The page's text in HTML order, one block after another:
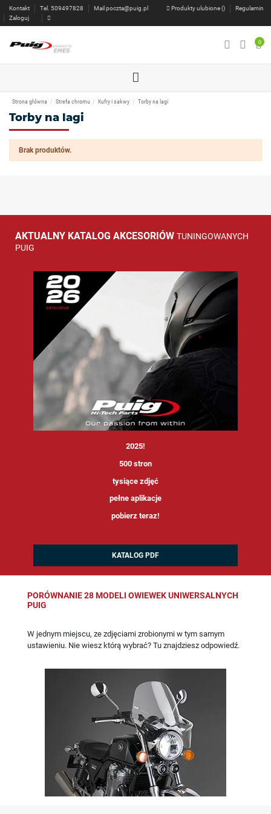
Kontakt Tel. 509497828 Mail poczta@puig.pl Produkty ulubione ()
Regulamin
Zaloguj
0
Strona główna Strefa chromu Kufry i sakwy Torby na lagi
Torby na lagi
Brak produktów.
AKTUALNY KATALOG AKCESORIÓW TUNINGOWANYCH
PUIG
2025!
500 stron
tysiące zdjęć
pełne aplikacje
pobierz teraz!
KATALOG PDF
PORÓWNANIE 28 MODELI OWIEWEK UNIWERSALNYCH
PUIG
W jednym miejscu, ze zdjęciami zrobionymi w tym samym
ustawieniu. Nie wiesz którą wybrać? Tu znajdziesz odpowiedź.